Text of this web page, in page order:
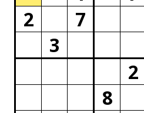
2
7
3
2
8